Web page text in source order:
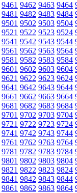
9461 9462 9463 9464
9481 9482 9483 9484
9501 9502 9503 9504
9521 9522 9523 9524
9541 9542 9543 9544
9561 9562 9563 9564
9581 9582 9583 9584
9601 9602 9603 9604
9621 9622 9623 9624
9641 9642 9643 9644
9661 9662 9663 9664
9681 9682 9683 9684
9701 9702 9703 9704
9721 9722 9723 9724
9741 9742 9743 9744
9761 9762 9763 9764
9781 9782 9783 9784
9801 9802 9803 9804
9821 9822 9823 9824
9841 9842 9843 9844
9861 9862 9863 9864